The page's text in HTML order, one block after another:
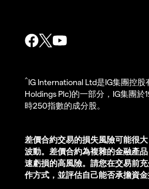
^IG International Ltd是IG集團控股
Holdings Plc)的一部分，IG集團於
時250指數的成分股。
差價合約交易的損失風險可能很
波動。差價合約為複雜的金融產
速虧損的高風險。請您在交易前
作方式，並評估自己能否承擔資金